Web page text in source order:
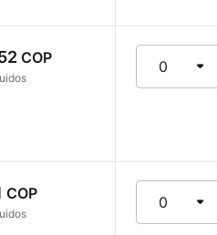
COP 0
COP 0